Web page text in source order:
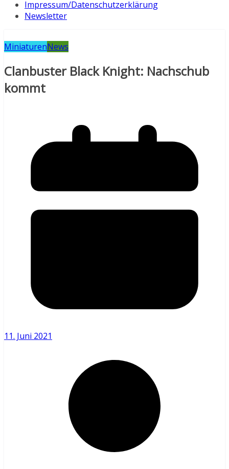
Impressum/Datenschutzerklärung
Newsletter
MiniaturenNews
Clanbuster Black Knight: Nachschub
kommt
11. Juni 2021